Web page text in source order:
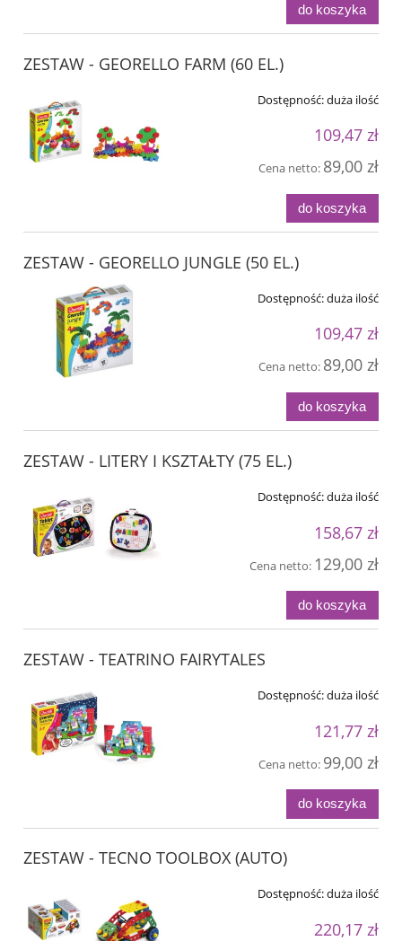
do koszyka
ZESTAW - GEORELLO FARM (60 EL.)
Dostępność:duża ilość
109,47 zł
Cena netto: 89,00 zł
do koszyka
ZESTAW - GEORELLO JUNGLE (50 EL.)
Dostępność:duża ilość
109,47 zł
Cena netto: 89,00 zł
do koszyka
ZESTAW - LITERY I KSZTAŁTY (75 EL.)
Dostępność:duża ilość
158,67 zł
Cena netto: 129,00 zł
do koszyka
ZESTAW - TEATRINO FAIRYTALES
Dostępność:duża ilość
121,77 zł
Cena netto: 99,00 zł
do koszyka
ZESTAW - TECNO TOOLBOX (AUTO)
Dostępność:duża ilość
220,17 zł